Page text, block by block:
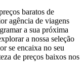
baratos de
agência de viagens
a sua próxima
a nossa seleção
se encaixa no seu
de preços baixos nos